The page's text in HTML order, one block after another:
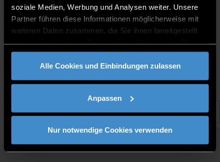
soziale Medien, Werbung und Analysen weiter. Unsere
Partner führen diese Informationen möglicherweise mit
weiteren Daten zusammen, die Sie ihnen bereitgestellt
gesammelt haben.
Alle Cookies und Einbindungen zulassen
Anpassen
Nur notwendige Cookies verwenden
Nachfolgend findest du alle Studiengänge, für die du
dich noch bewerben kannst: